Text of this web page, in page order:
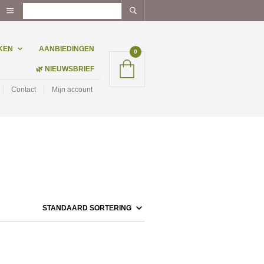
AANBIEDINGEN
🌿 NIEUWSBRIEF
Contact Mijn account
0